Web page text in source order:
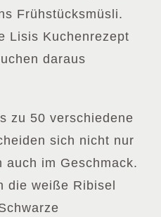
Frühstücksmüsli.
Lisis Kuchenrezept
daraus
zu 50 verschiedene
sich nicht nur
auch im Geschmack.
die weiße Ribisel